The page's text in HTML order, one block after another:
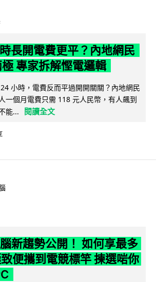
長開電費更平？內地網民
專家拆解慳電邏輯
小時，電費反而平過開開關關？內地網民
一個月電費只需 118 元人民幣，有人飆到
能...
閱讀全文
新趨勢公開！ 如何享最多
便攜到電競標竿 揀選啱你